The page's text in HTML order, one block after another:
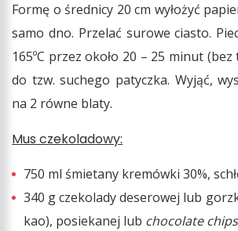
Formę o średnicy 20 cm wyłożyć
samo dno. Przelać surowe ciasto.
165ºC przez około 20 – 25 minut
do tzw. suchego patyczka. Wyjąć,
na 2 równe blaty.
Mus czekoladowy:
750 ml śmietany kremówki 30%,
340 g czekolady deserowej lub
kao), posiekanej lub chocolate chips